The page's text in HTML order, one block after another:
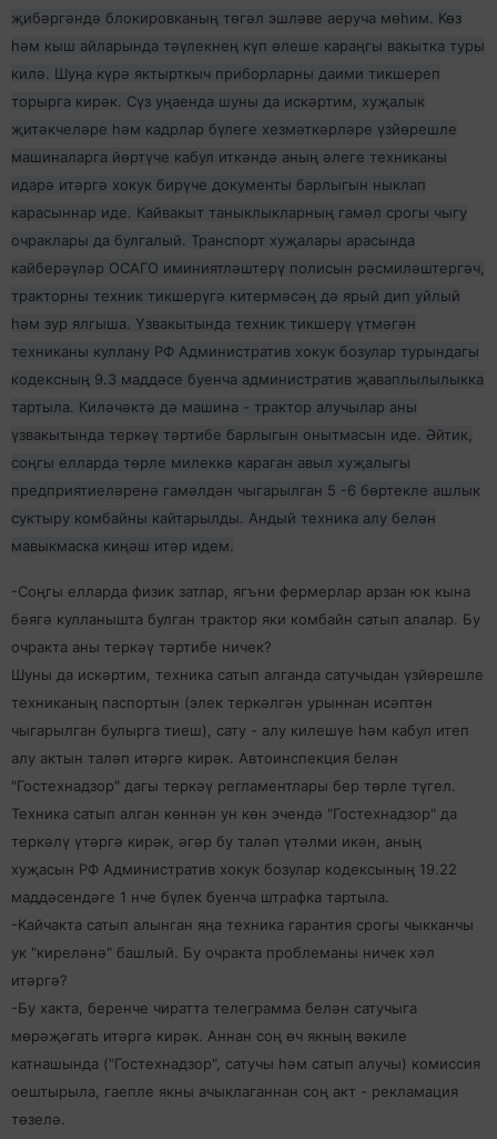
җибәргәндә блокировканың төгәл эшләве аеруча мөһим. Көз
һәм кыш айларында тәүлекнең күп өлеше караңгы вакытка туры
килә. Шуңа күрә яктырткыч приборларны даими тикшереп
торырга кирәк. Сүз уңаенда шуны да искәртим, хуҗалык
җитәкчеләре һәм кадрлар бүлеге хезмәткәрләре үзйөрешле
машиналарга йөртүче кабул иткәндә аның әлеге техниканы
идарә итәргә хокук бирүче документы барлыгын ныклап
карасыннар иде. Кайвакыт таныклыкларның гамәл срогы чыгу
очраклары да булгалый. Транспорт хуҗалары арасында
кайберәүләр ОСАГО иминиятләштерү полисын рәсмиләштергәч,
тракторны техник тикшерүгә китермәсәң дә ярый дип уйлый
һәм зур ялгыша. Үзвакытында техник тикшерү үтмәгән
техниканы куллану РФ Административ хокук бозулар турындагы
кодексның 9.3 маддәсе буенча административ җаваплылылыкка
тартыла. Киләчәктә дә машина - трактор алучылар аны
үзвакытында теркәү тәртибе барлыгын онытмасын иде. Әйтик,
соңгы елларда төрле милеккә караган авыл хуҗалыгы
предприятиеләренә гамәлдән чыгарылган 5 -6 бөртекле ашлык
суктыру комбайны кайтарылды. Андый техника алу белән
мавыкмаска киңәш итәр идем.
-Соңгы елларда физик затлар, ягъни фермерлар арзан юк кына
бәягә кулланышта булган трактор яки комбайн сатып алалар. Бу
очракта аны теркәү тәртибе ничек?
Шуны да искәртим, техника сатып алганда сатучыдан үзйөрешле
техниканың паспортын (элек теркәлгән урыннан исәптән
чыгарылган булырга тиеш), сату - алу килешүе һәм кабул итеп
алу актын таләп итәргә кирәк. Автоинспекция белән
"Гостехнадзор" дагы теркәү регламентлары бер төрле түгел.
Техника сатып алган көннән ун көн эчендә "Гостехнадзор" да
теркәлү үтәргә кирәк, әгәр бу таләп үтәлми икән, аның
хуҗасын РФ Административ хокук бозулар кодексының 19.22
маддәсендәге 1 нче бүлек буенча штрафка тартыла.
-Кайчакта сатып алынган яңа техника гарантия срогы чыкканчы
ук "киреләнә" башлый. Бу очракта проблеманы ничек хәл
итәргә?
-Бу хакта, беренче чиратта телеграмма белән сатучыга
мөрәҗәгать итәргә кирәк. Аннан соң өч якның вәкиле
катнашында ("Гостехнадзор", сатучы һәм сатып алучы) комиссия
оештырыла, гаепле якны ачыклаганнан соң акт - рекламация
төзелә.